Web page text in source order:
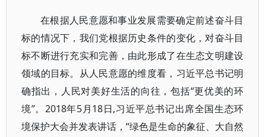
在根据人民意愿和事业发展需要确定前述奋斗目
标的情况下，我们党根据历史条件的变化，对奋斗目
标不断进行充实和完善，由此形成了在生态文明建设
领域的目标。从人民意愿的维度看，习近平总书记明
确指出，人民对美好生活的向往，包括“更优美的环
境”。2018年5月18日,习近平总书记出席全国生态环
境保护大会并发表讲话，“绿色是生命的象征、大自然